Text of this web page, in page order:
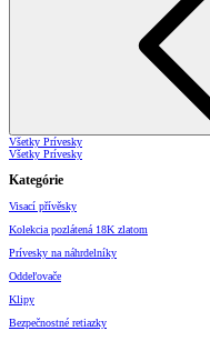
Všetky Prívesky
Všetky Prívesky
Kategórie
Visací přívěsky
Kolekcia pozlátená 18K zlatom
Prívesky na náhrdelníky
Oddeľovače
Klipy
Bezpečnostné retiazky